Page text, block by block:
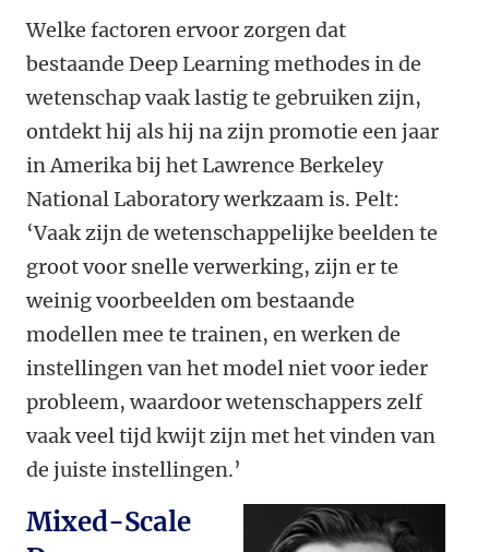
Welke factoren ervoor zorgen dat
bestaande Deep Learning methodes in de
wetenschap vaak lastig te gebruiken zijn,
ontdekt hij als hij na zijn promotie een jaar
in Amerika bij het Lawrence Berkeley
National Laboratory werkzaam is. Pelt:
‘Vaak zijn de wetenschappelijke beelden te
groot voor snelle verwerking, zijn er te
weinig voorbeelden om bestaande
modellen mee te trainen, en werken de
instellingen van het model niet voor ieder
probleem, waardoor wetenschappers zelf
vaak veel tijd kwijt zijn met het vinden van
de juiste instellingen.’
Mixed-Scale